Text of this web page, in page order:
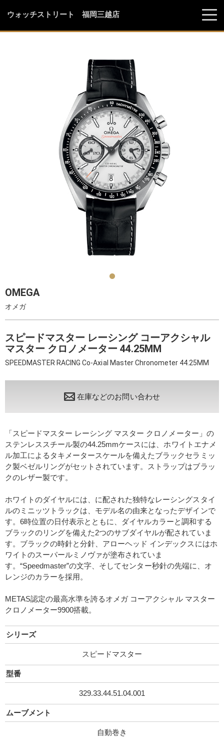
ウォッチストリート 福岡三越店
OMEGA
オメガ
スピードマスター レーシング コーアクシャル
マスター クロノメーター 44.25MM
SPEEDMASTER RACING Co-Axial Master Chronometer 44.25MM
在庫などのお問い合わせ
「スピードマスター レーシング マスター クロノメーター」の
ステンレススチール製の44.25mmケースには、ホワイトエナメ
ル加工によるタキメータースケールを備えたブラックセラミッ
ク製ベゼルリングがセットされています。ストラップはブラッ
クのレザー製です。
ホワイトのダイヤルには、に配された独特なレーシングスタイ
ルのミニッツトラックは、モデル名の由来となったデザインで
す。6時位置の日付表示とともに、ダイヤルカラーと調和する
ブラックのリングを備えた2つのサブダイヤルが配されていま
す。ブラックの時針と分針、アローヘッド インデックスにはホ
ワイトのスーパールミノヴァが塗布されていま
す。“Speedmaster”の文字、そしてセンター秒針の先端に、オ
レンジのカラーを採用。
METAS認定の最高水準を誇るオメガ コーアクシャル マスター
クロノメーター9900搭載。
シリーズ
スピードマスター
型番
329.33.44.51.04.001
ムーブメント
自動巻き